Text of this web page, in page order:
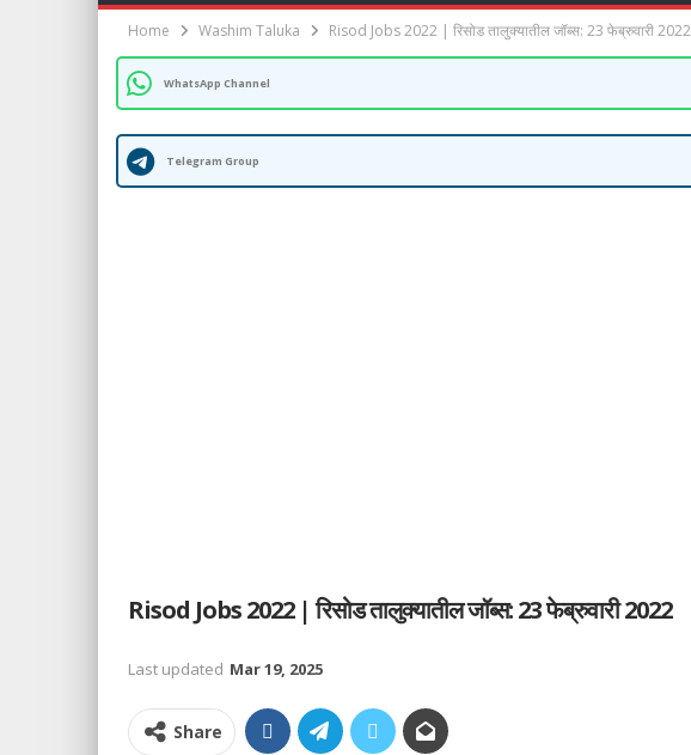
Home Washim Taluka Risod Jobs 2022 | रिसोड तालुक्यातील जॉब्स: 23 फेब्रुवारी 2022
WhatsApp Channel
Telegram Group
Risod Jobs 2022 | रिसोड तालुक्यातील जॉब्स: 23 फेब्रुवारी 2022
Last updated Mar 19, 2025
Share